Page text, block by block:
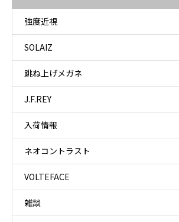
強度近視
SOLAIZ
跳ね上げメガネ
J.F.REY
入荷情報
ネオコントラスト
VOLTEFACE
雑談